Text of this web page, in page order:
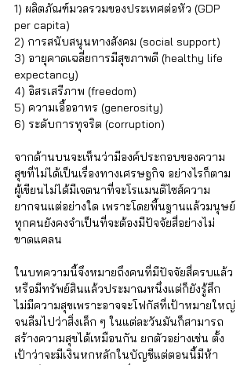
1) ผลิตภัณฑ์มวลรวมของประเทศต่อหัว (GDP
per capita)
2) การสนับสนุนทางสังคม (social support)
3) อายุคาดเฉลี่ยการมีสุขภาพดี (healthy life
expectancy)
4) อิสรเสรีภาพ (freedom)
5) ความเอื้ออาทร (generosity)
6) ระดับการทุจริต (corruption)
จากด้านบนจะเห็นว่ามีองค์ประกอบของความ
สุขที่ไม่ได้เป็นเรื่องทางเศรษฐกิจ อย่างไรก็ตาม
ผู้เขียนไม่ได้มีเจตนาที่จะโรแมนติไซส์ความ
ยากจนแต่อย่างใด เพราะโดยพื้นฐานแล้วมนุษย์
ทุกคนยังคงจำเป็นที่จะต้องมีปัจจัยสี่อย่างไม่
ขาดแคลน
ในบทความนี้จึงหมายถึงคนที่มีปัจจัยสี่ครบแล้ว
หรือมีทรัพย์สินแล้วประมาณหนึ่งแต่ก็ยังรู้สึก
ไม่มีความสุขเพราะอาจจะโฟกัสที่เป้าหมายใหญ่
จนลืมไปว่าสิ่งเล็ก ๆ ในแต่ละวันมันก็สามารถ
สร้างความสุขได้เหมือนกัน ยกตัวอย่างเช่น ตั้ง
เป้าว่าจะมีเงินหกหลักในบัญชีแต่ตอนนี้มีห้า